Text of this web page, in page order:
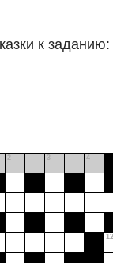
к заданию:
2 3 4
12